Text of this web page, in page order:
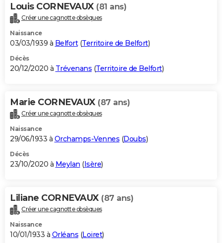
Louis CORNEVAUX (81 ans)
Créer une cagnotte obsèques
Naissance
03/03/1939 à Belfort(Territoire de Belfort)
Décès
20/12/2020 à Trévenans (Territoire de Belfort)
Marie CORNEVAUX (87 ans)
Créer une cagnotte obsèques
Naissance
29/06/1933 à Orchamps-Vennes (Doubs)
Décès
23/10/2020 à Meylan (Isère)
Liliane CORNEVAUX (87 ans)
Créer une cagnotte obsèques
Naissance
10/01/1933 à Orléans (Loiret)